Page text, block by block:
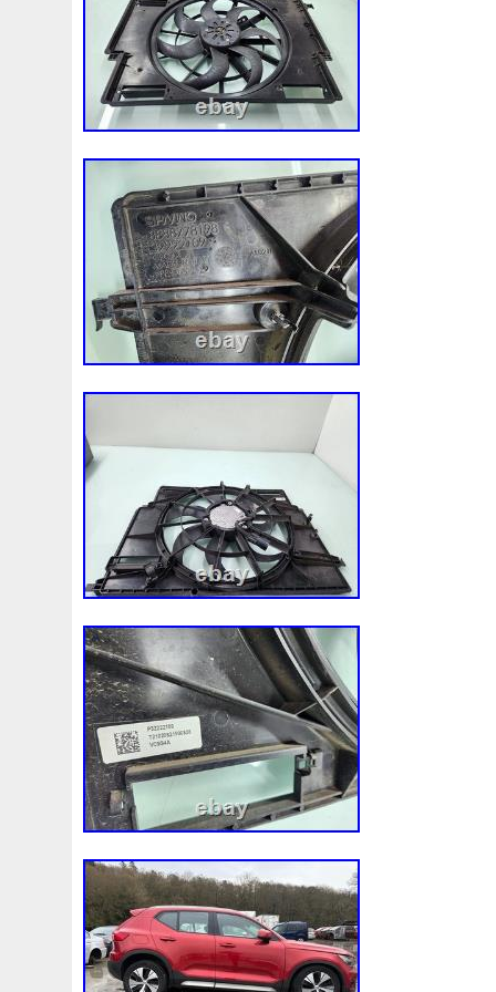
ligne de démontage où sont classés les
réutilisables a la capacité de recycler
véhicules par an. Toutes nos pièces ont
experts professionnels. Pour faciliter sa
achat, un travail exhaustif de
est effectué conformément aux bases
fournies par les constructeurs
Données du véhicule d’origine. Marque
MEGANE II BERLINA 5P. Pièces d’un
INFORMATIONS IMPORTANTES SUR
Aucune livraison n’est effectuée vers
à l’extérieur de l’Europe, à l’exception
pièces de grande cylindrée comme les
les ailes ou les pièces
envío. Les dates de livraison estimées
nouvelle fenêtre ou un nouvel onglet
temps de traitement du vendeur, du
code postal de destination et du délai
dépendent du service d’expédition
effectué. Les délais de livraison
pendant les périodes de pointe.
stipulés pour toute la péninsule. Pour
appropriés, la commande sera annulée.
de retour. Pour effectuer ce retour vous
Le produit doit être en parfait état et
d’origine. Le produit ne doit pas avoir
véhicule. Le produit ne doit pas avoir
ses sceaux de garantie. Vous ne pouvez
l’emballage de recharge comme colis
bon de livraison directement sur le
l’état de la pièce retournée incomplète,
mauvais état, le remboursement pourra
Logiquement, si le produit n’était pas
ou présente un défaut, cette garantie
nous aurons reçu la marchandise dans